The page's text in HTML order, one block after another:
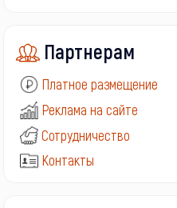
Партнерам
Платное размещение
Реклама на сайте
Сотрудничество
Контакты